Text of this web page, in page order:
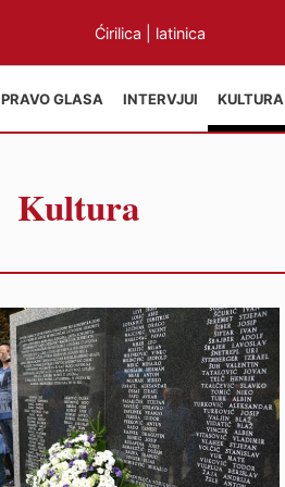
Ćirilica latinica
PRAVO GLASA INTERVJUI KULTURA
Kultura